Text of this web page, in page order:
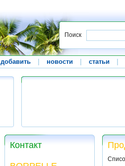
Поиск
добавить новости статьи
Контакт